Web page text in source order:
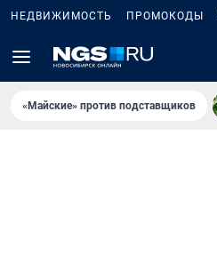
НЕДВИЖИМОСТЬ ПРОМОКОДЫ
«Майские» против подставщиков